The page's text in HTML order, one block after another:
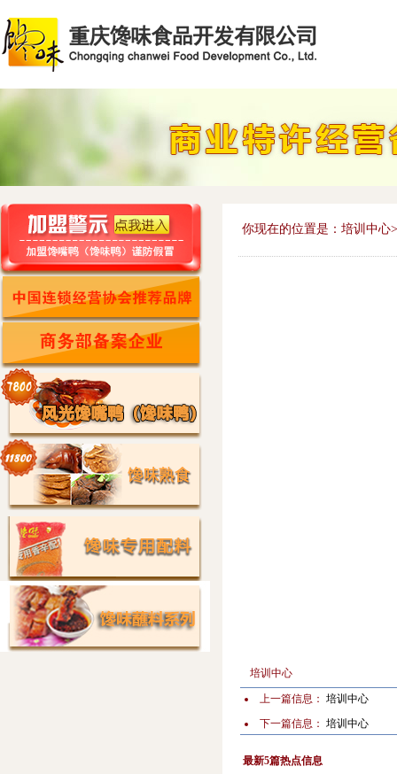
你现在的位置是：培训中心
培训中心
上一篇信息： 培训中心
下一篇信息： 培训中心
最新5篇热点信息